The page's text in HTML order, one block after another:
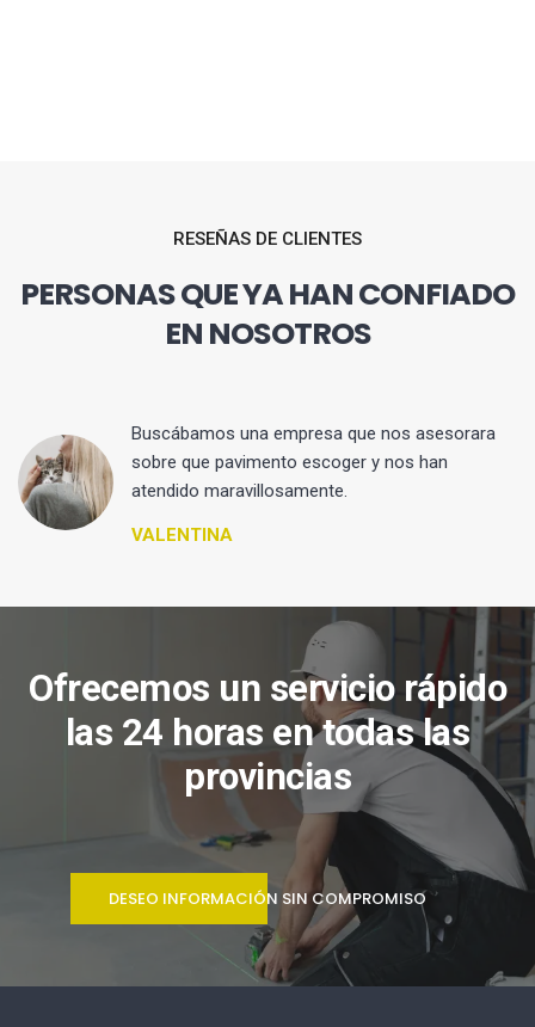
RESEÑAS DE CLIENTES
PERSONAS QUE YA HAN CONFIADO
EN NOSOTROS
Buscábamos una empresa que nos asesorara
sobre que pavimento escoger y nos han
atendido maravillosamente.
VALENTINA
Ofrecemos un servicio rápido
las 24 horas en todas las
provincias
DESEO INFORMACIÓN SIN COMPROMISO